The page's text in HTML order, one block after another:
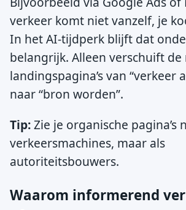
verkeer komt niet vanzelf, je
In het AI-tijdperk blijft dat
belangrijk. Alleen verschuift
landingspagina’s van “verkeer
naar “bron worden”.
Tip:Zie je organische pagina’s
verkeersmachines, maar als
autoriteitsbouwers.
Waarom informerend